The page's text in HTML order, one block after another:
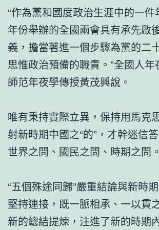
“作為黨和國度政治生涯中的一
年份舉辦的全國兩會具有承先啟
義，擔當著進一個步驟為黨的二
思惟政治預備的職責。”全國人
師范年夜學傳授黃茂興說。
唯有秉持實際立異，保持用馬克
射新時期中國之“的”，才幹迷信
世界之問、國民之問、時期之問。
“五個殊途同歸”嚴重結論與新時
堅持連接，既一脈相承、一以貫
新的總結提煉，注進了新的時期